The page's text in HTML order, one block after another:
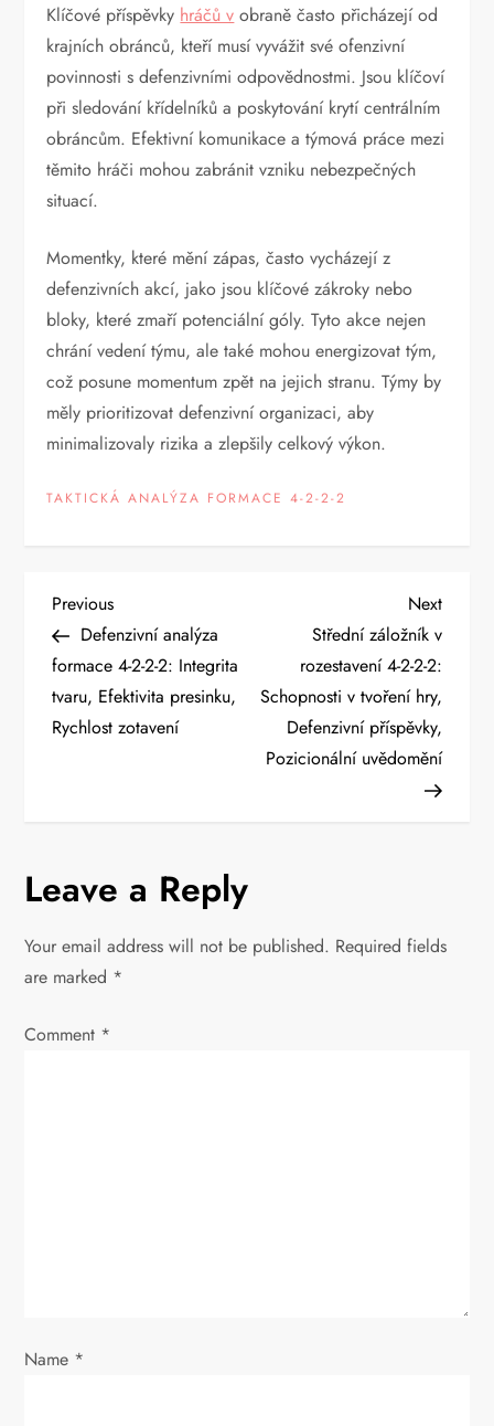
Klíčové příspěvky hráčů v obraně často přicházejí od
krajních obránců, kteří musí vyvážit své ofenzivní
povinnosti s defenzivními odpovědnostmi. Jsou klíčoví
při sledování křídelníků a poskytování krytí centrálním
obráncům. Efektivní komunikace a týmová práce mezi
těmito hráči mohou zabránit vzniku nebezpečných
situací.
Momentky, které mění zápas, často vycházejí z
defenzivních akcí, jako jsou klíčové zákroky nebo
bloky, které zmaří potenciální góly. Tyto akce nejen
chrání vedení týmu, ale také mohou energizovat tým,
což posune momentum zpět na jejich stranu. Týmy by
měly prioritizovat defenzivní organizaci, aby
minimalizovaly rizika a zlepšily celkový výkon.
TAKTICKÁ ANALÝZA FORMACE 4-2-2-2
P
o
s
a
i
g
Previous
Post
Previous
Defenzivní analýza
formace 4-2-2-2: Integrita
tvaru, Efektivita presinku,
Rychlost zotavení
Next
Post
Next
Střední záložník v
rozestavení 4-2-2-2:
Schopnosti v tvoření hry,
Defenzivní příspěvky,
Pozicionální uvědomění
Leave a Reply
Your email address will not be published. Required fields
are marked *
Comment *
Name *